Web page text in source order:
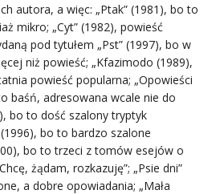
autora, a więc: „Ptak” (1981), bo to
mikro; „Cyt” (1982), powieść
pod tytułem „Pst” (1997), bo w
niż powieść; „Kfazimodo (1989),
powieść popularna; „Opowieści
baśń, adresowana wcale nie do
bo to dość szalony tryptyk
bo to bardzo szalone
bo to trzeci z tomów esejów o
żądam, rozkazuję”; „Psie dni”
a dobre opowiadania; „Mała